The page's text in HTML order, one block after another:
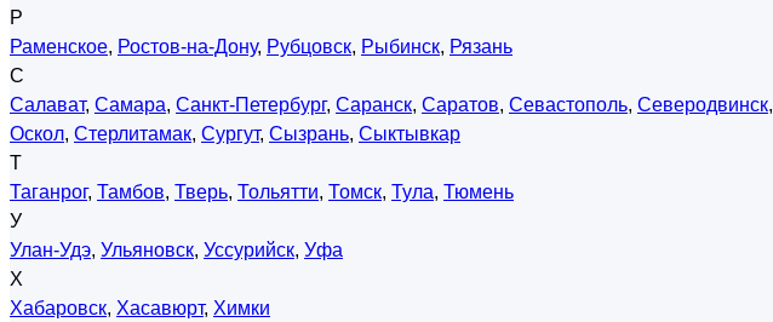
Р
Раменское, Ростов-на-Дону, Рубцовск, Рыбинск, Рязань
С
Салават, Самара, Санкт-Петербург, Саранск, Саратов, Севастополь, Северодвинск,
Оскол, Стерлитамак, Сургут, Сызрань, Сыктывкар
Т
Таганрог, Тамбов, Тверь, Тольятти, Томск, Тула, Тюмень
У
Улан-Удэ, Ульяновск, Уссурийск, Уфа
Х
Хабаровск, Хасавюрт, Химки